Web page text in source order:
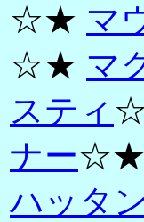
☆★ マ
☆★ マ
スティ
ナー☆★
ハッタ